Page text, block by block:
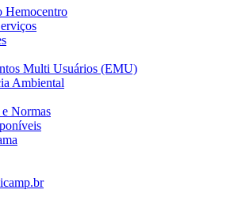
Hemocentro
Multi Usuários (EMU)
Ambiental
Normas